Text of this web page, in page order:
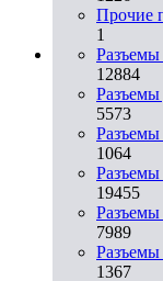
Прочие
1
12884
Разъeмы
5573
Разъeмы
1064
19455
7989
Разъeмы
1367